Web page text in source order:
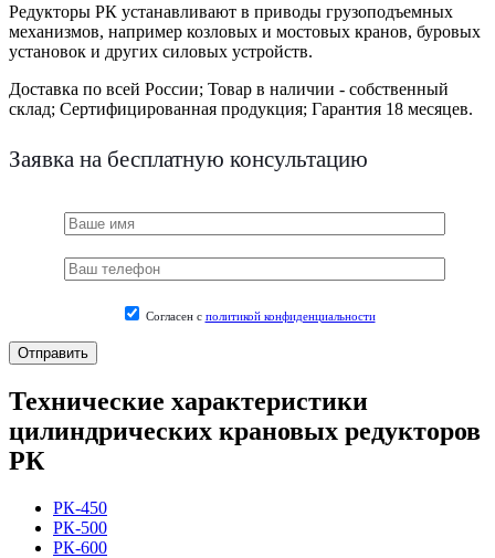
Редукторы РК устанавливают в приводы грузоподъемных
механизмов, например козловых и мостовых кранов, буровых
установок и других силовых устройств.
Доставка по всей России; Товар в наличии - собственный
склад; Сертифицированная продукция; Гарантия 18 месяцев.
Заявка на бесплатную консультацию
Согласен с политикой конфиденциальности
Технические характеристики
цилиндрических крановых редукторов
РК
РК-450
РК-500
РК-600